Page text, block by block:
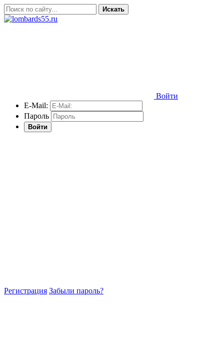
Искать
Войти
E-Mail:
Пароль
Войти
Регистрация Забыли пароль?